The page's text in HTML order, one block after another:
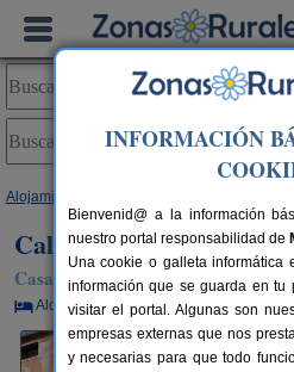
Alojamientos
Cal Gener
Casa Rural en Les Peces /
Alquiler por habitaciones 10 plazas
INFORMACIÓN
Bienvenid@ a la información
nuestro portal responsabilidad de
Una cookie o galleta informática
información que se guarda en tu
visitar el portal. Algunas son
empresas externas que nos
y necesarias para que todo